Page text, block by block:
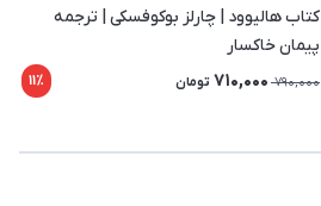
کتاب هالیوود | چارلز بوکوفسکی | ترجمه
پیمان خاکسار
790,000
710,000 تومان 11٪